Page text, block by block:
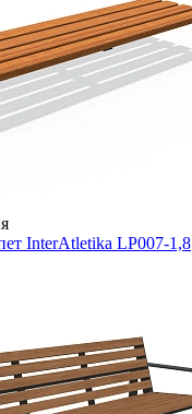
InterAtletika LP007-1,8